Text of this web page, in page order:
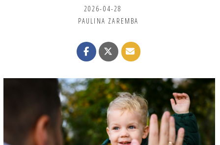
2026-04-28
PAULINA ZAREMBA